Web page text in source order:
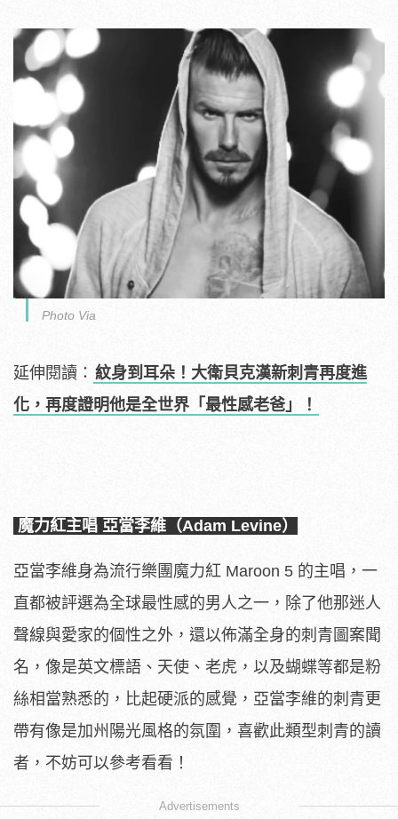
Photo Via
延伸閱讀： 紋身到耳朵！大衛貝克漢新刺青再度進
化，再度證明他是全世界「最性感老爸」！
魔力紅主唱 亞當李維（Adam Levine）
亞當李維身為流行樂團魔力紅 Maroon 5 的主唱，一
直都被評選為全球最性感的男人之一，除了他那迷人
聲線與愛家的個性之外，還以佈滿全身的刺青圖案聞
名，像是英文標語、天使、老虎，以及蝴蝶等都是粉
絲相當熟悉的，比起硬派的感覺，亞當李維的刺青更
帶有像是加州陽光風格的氛圍，喜歡此類型刺青的讀
者，不妨可以參考看看！
Advertisements